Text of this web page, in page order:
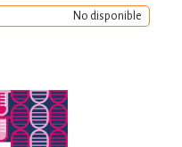
No disponible